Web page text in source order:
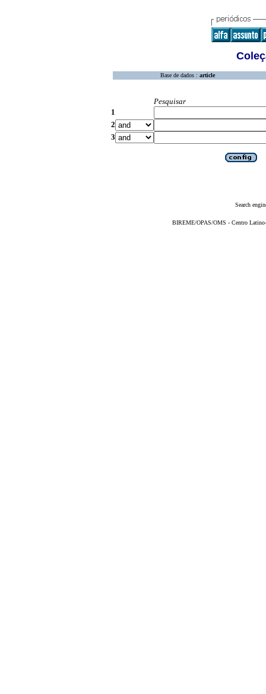
Base de dados : article
Pesquisar
1
2
3
Search
BIREME/OPAS/OMS - Centro Latino-